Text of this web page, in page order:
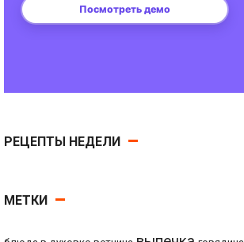
РЕЦЕПТЫ НЕДЕЛИ
МЕТКИ